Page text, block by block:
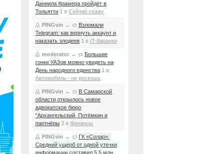
Даниила Крамера пройдёт в
Тольятти 1 в Сейчас скажу
PINGvin →
Взломали
Telegram: как вернуть аккаунт и
наказать злодеев 1 в IT-баранки
moderator →
Большие
гонки УАЗов можно увидеть на
День народного единства 1 в
Автомобиль - не роскошь
PINGvin →
В Самарской
области открылось новое
адвокатское бюро
"Архангельский, Потёмкин и
партнёры 2 в Финансы
PINGvin →
ГК «Солар»:
Средний ущерб от одной утечки
информации составил 5,5 млн